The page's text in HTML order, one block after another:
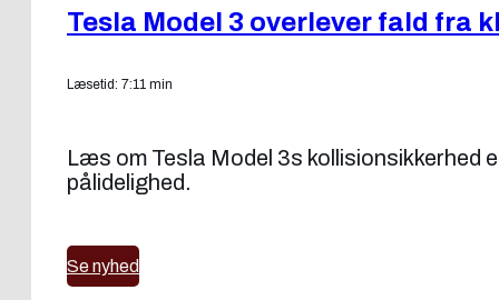
Tesla Model 3 overlever fald fra
Læsetid: 7:11 min
Læs om Tesla Model 3s kollision­sikkerhed
pålidelighed.
Se nyhed